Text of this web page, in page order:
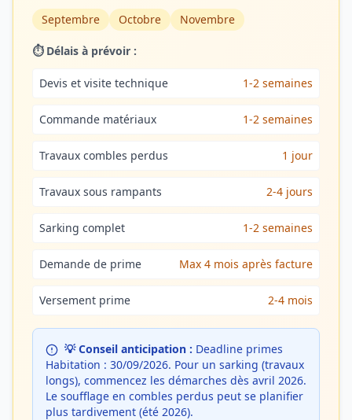
Septembre
Octobre Novembre
⏱️ Délais à prévoir :
Devis et visite technique 1-2 semaines
Commande matériaux 1-2 semaines
Travaux combles perdus 1 jour
Travaux sous rampants 2-4 jours
Sarking complet 1-2 semaines
Demande de prime Max 4 mois après facture
Versement prime 2-4 mois
💡 Conseil anticipation : Deadline primes
Habitation : 30/09/2026. Pour un sarking (travaux
longs), commencez les démarches dès avril 2026.
Le soufflage en combles perdus peut se planifier
plus tardivement (été 2026).